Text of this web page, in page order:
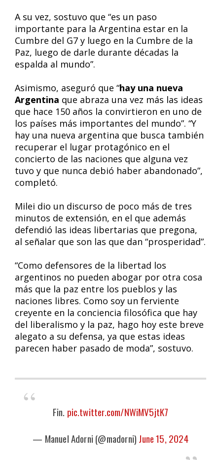
A su vez, sostuvo que “es un paso
importante para la Argentina estar en la
Cumbre del G7 y luego en la Cumbre de la
Paz, luego de darle durante décadas la
espalda al mundo”.
Asimismo, aseguró que “hay una nueva
Argentina que abraza una vez más las ideas
que hace 150 años la convirtieron en uno de
los países más importantes del mundo”. “Y
hay una nueva argentina que busca también
recuperar el lugar protagónico en el
concierto de las naciones que alguna vez
tuvo y que nunca debió haber abandonado”,
completó.
Milei dio un discurso de poco más de tres
minutos de extensión, en el que además
defendió las ideas libertarias que pregona,
al señalar que son las que dan “prosperidad”.
“Como defensores de la libertad los
argentinos no pueden abogar por otra cosa
más que la paz entre los pueblos y las
naciones libres. Como soy un ferviente
creyente en la conciencia filosófica que hay
del liberalismo y la paz, hago hoy este breve
alegato a su defensa, ya que estas ideas
parecen haber pasado de moda”, sostuvo.
Fin. pic.twitter.com/NWiMV5jtK7
— Manuel Adorni (@madorni) June 15, 2024